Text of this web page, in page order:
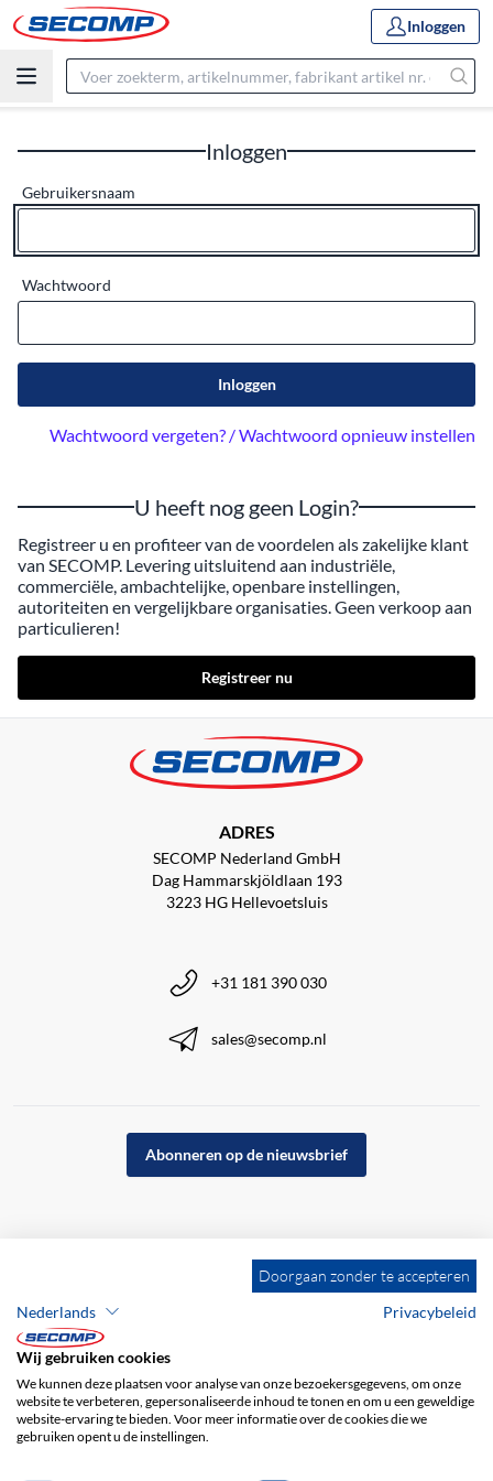
Inloggen
Inloggen
Gebruikersnaam
Wachtwoord
Inloggen
Wachtwoord vergeten? / Wachtwoord opnieuw instellen
U heeft nog geen Login?
Registreer u en profiteer van de voordelen als zakelijke klant
van SECOMP. Levering uitsluitend aan industriële,
commerciële, ambachtelijke, openbare instellingen,
autoriteiten en vergelijkbare organisaties. Geen verkoop aan
particulieren!
Registreer nu
ADRES
SECOMP Nederland GmbH
Dag Hammarskjöldlaan 193
3223 HG Hellevoetsluis
+31 181 390 030
sales@secomp.nl
Abonneren op de nieuwsbrief
Bedrijfsgegevens
Doorgaan zonder te accepteren
Nederlands
Privacybeleid
Wij gebruiken cookies
We kunnen deze plaatsen voor analyse van onze bezoekersgegevens, om onze
website te verbeteren, gepersonaliseerde inhoud te tonen en om u een geweldige
website-ervaring te bieden. Voor meer informatie over de cookies die we
gebruiken opent u de instellingen.